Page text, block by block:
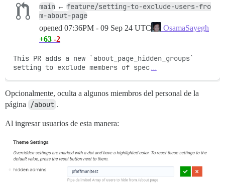
main ← feature/setting-to-exclude-users-fro
m-about-page
opened 07:36PM - 09 Sep 24 UTC
OsamaSayegh
+63 -2
This PR adds a new `about_page_hidden_groups`
setting to exclude members of spec …
Opcionalmente, oculta a algunos miembros del personal de la
página
/about .
Al ingresar usuarios de esta manera: